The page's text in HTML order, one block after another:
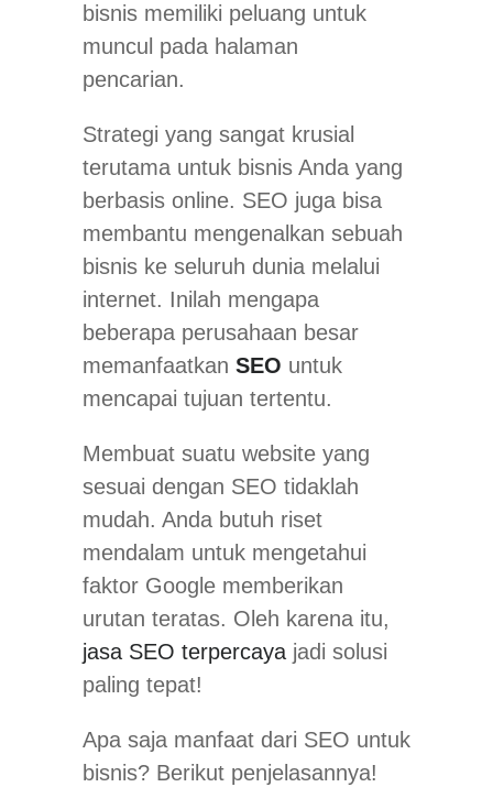
bisnis memiliki peluang untuk
muncul pada halaman
pencarian.
Strategi yang sangat krusial
terutama untuk bisnis Anda yang
berbasis online. SEO juga bisa
membantu mengenalkan sebuah
bisnis ke seluruh dunia melalui
internet. Inilah mengapa
beberapa perusahaan besar
memanfaatkan SEO untuk
mencapai tujuan tertentu.
Membuat suatu website yang
sesuai dengan SEO tidaklah
mudah. Anda butuh riset
mendalam untuk mengetahui
faktor Google memberikan
urutan teratas. Oleh karena itu,
jasa SEO terpercaya jadi solusi
paling tepat!
Apa saja manfaat dari SEO untuk
bisnis? Berikut penjelasannya!